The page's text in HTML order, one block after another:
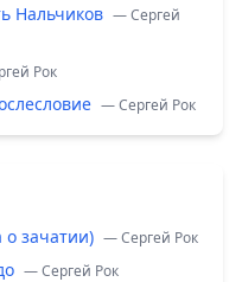
Нальчиков — Сергей
Рок
— Сергей Рок
о зачатии) — Сергей Рок
— Сергей Рок